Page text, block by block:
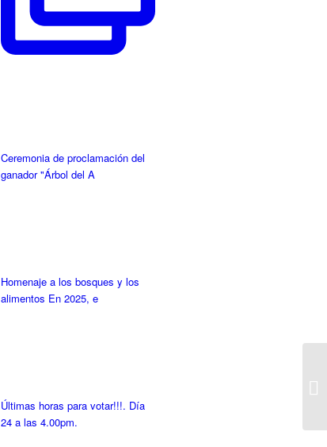
Ceremonia de proclamación del
ganador "Árbol del A
Homenaje a los bosques y los
alimentos En 2025, e
Últimas horas para votar!!!. Día
24 a las 4.00pm.